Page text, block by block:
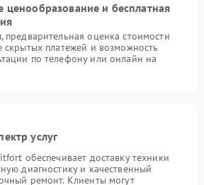
ценообразование и бесплатная
предварительная оценка стоимости
скрытых платежей и возможность
по телефону или онлайн на
услуг
обеспечивает доставку техники
диагностику и качественный
ремонт. Клиенты могут